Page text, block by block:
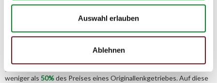
Auswahl erlauben
Ablehnen
Lenkgetriebe und Servopumpen
Die Qualität und Lebensdauer eines überholten Lenkgetriebes ist
mit denen eines neuen Lenkgetriebes vergleichbar.
weniger als 50%des Preises eines Originallenkgetriebes. Auf diese